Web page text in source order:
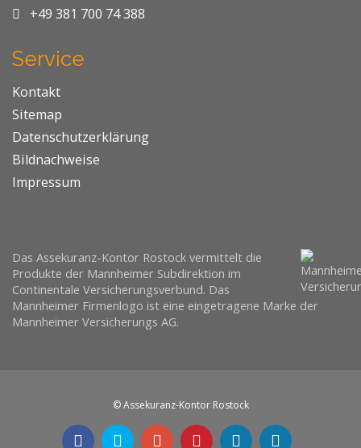
+49 381 700 74 388
Service
Kontakt
Sitemap
Datenschutzerklärung
Bildnachweise
Impressum
Das Assekuranz-Kontor Rostock vermittelt die
Produkte der Mannheimer Subdirektion im
Continentale Versicherungsverbund. Das
Mannheimer Firmenlogo ist eine eingetragene Marke der
Mannheimer Versicherungs AG.
© Assekuranz-Kontor Rostock